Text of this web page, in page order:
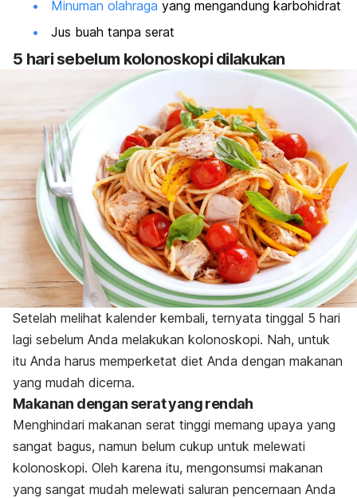
Minuman olahraga yang mengandung karbohidrat
Jus buah tanpa serat
5 hari sebelum kolonoskopi dilakukan
Setelah melihat kalender kembali, ternyata tinggal 5 hari
lagi sebelum Anda melakukan kolonoskopi. Nah, untuk
itu Anda harus memperketat diet Anda dengan makanan
yang mudah dicerna.
Makanan dengan serat yang rendah
Menghindari makanan serat tinggi memang upaya yang
sangat bagus, namun belum cukup untuk melewati
kolonoskopi. Oleh karena itu, mengonsumsi makanan
yang sangat mudah melewati saluran pencernaan Anda